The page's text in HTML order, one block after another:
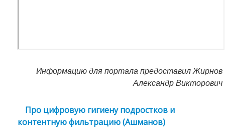
Информацию для портала предоставил Жирнов
Александр Викторович
Про цифровую гигиену подростков и
контентную фильтрацию (Ашманов)